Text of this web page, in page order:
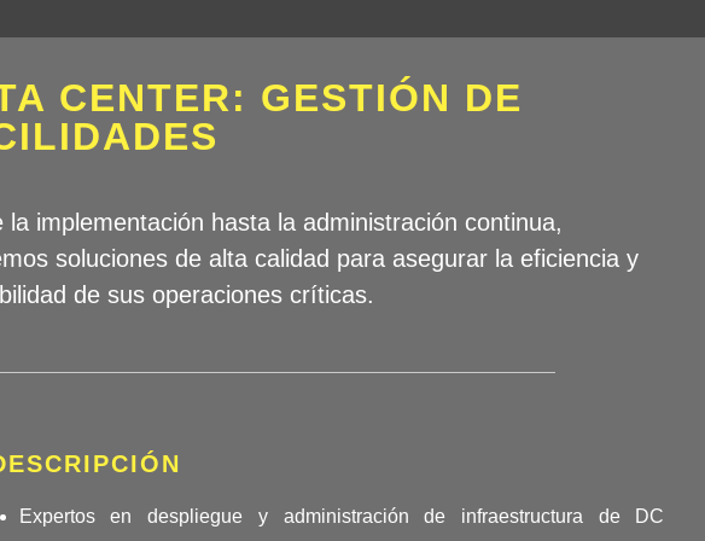
CENTER: GESTIÓN DE
la implementación hasta la administración continua,
soluciones de alta calidad para asegurar la eficiencia y
de sus operaciones críticas.
Expertos en despliegue y administración de infraestructura de DC